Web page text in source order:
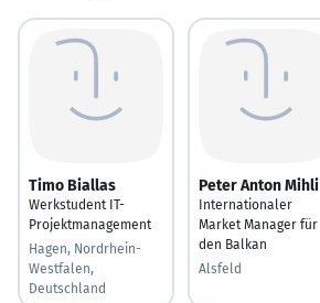
Timo Biallas
Werkstudent IT-
Projektmanagement
Hagen, Nordrhein-
Westfalen,
Deutschland
Peter Anton Mihli
Internationaler
Market Manager für
den Balkan
Alsfeld